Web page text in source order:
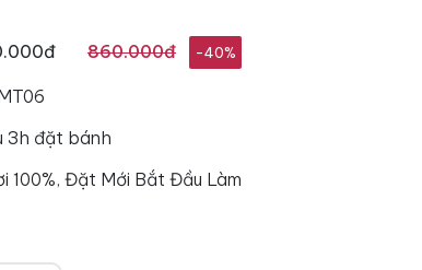
860.000đ -40%
3h đặt bánh
100%, Đặt Mới Bắt Đầu Làm